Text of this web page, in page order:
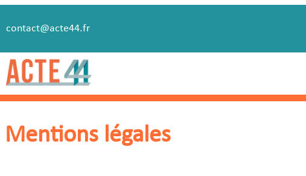
contact@acte44.fr
Mentions légales